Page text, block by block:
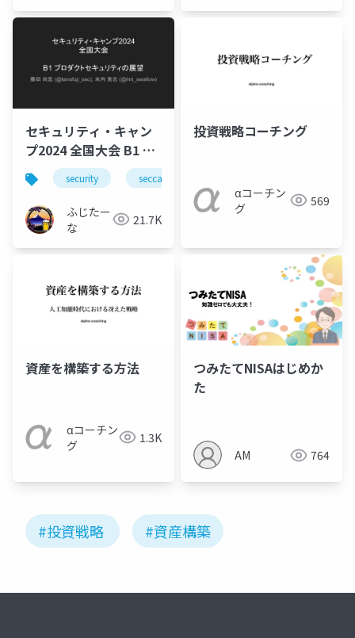
セキュリティ・キャン
プ2024 全国大会 B1 プ
ロダクトセキュリティ
の展望
(#seccamp2024)
security seccamp
ふじたー
な
21.7K
投資戦略コーチング
αコーチン
グ
569
資産を構築する方法
αコーチン
グ
1.3K
つみたてNISAはじめか
た
AM 764
#投資戦略 #資産構築